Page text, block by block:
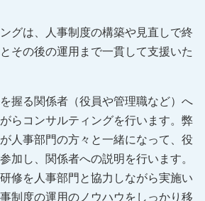
グは、人事制度の構築や見直しで終
その後の運用まで一貫して支援いた
握る関係者（役員や管理職など）へ
らコンサルティングを行います。弊
人事部門の方々と一緒になって、役
加し、関係者への説明を行います。
修を人事部門と協力しながら実施い
制度の運用のノウハウをしっかり移